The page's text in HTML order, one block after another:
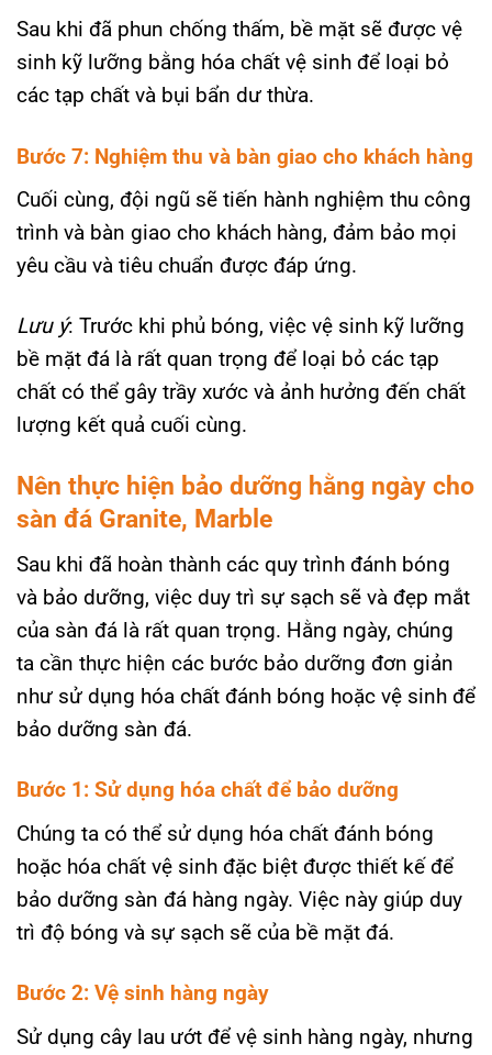
Sau khi đã phun chống thấm, bề mặt sẽ được vệ
sinh kỹ lưỡng bằng hóa chất vệ sinh để loại bỏ
các tạp chất và bụi bẩn dư thừa.
Bước 7: Nghiệm thu và bàn giao cho khách hàng
Cuối cùng, đội ngũ sẽ tiến hành nghiệm thu công
trình và bàn giao cho khách hàng, đảm bảo mọi
yêu cầu và tiêu chuẩn được đáp ứng.
Lưu ý: Trước khi phủ bóng, việc vệ sinh kỹ lưỡng
bề mặt đá là rất quan trọng để loại bỏ các tạp
chất có thể gây trầy xước và ảnh hưởng đến chất
lượng kết quả cuối cùng.
Nên thực hiện bảo dưỡng hằng ngày cho
sàn đá Granite, Marble
Sau khi đã hoàn thành các quy trình đánh bóng
và bảo dưỡng, việc duy trì sự sạch sẽ và đẹp mắt
của sàn đá là rất quan trọng. Hằng ngày, chúng
ta cần thực hiện các bước bảo dưỡng đơn giản
như sử dụng hóa chất đánh bóng hoặc vệ sinh để
bảo dưỡng sàn đá.
Bước 1: Sử dụng hóa chất để bảo dưỡng
Chúng ta có thể sử dụng hóa chất đánh bóng
hoặc hóa chất vệ sinh đặc biệt được thiết kế để
bảo dưỡng sàn đá hàng ngày. Việc này giúp duy
trì độ bóng và sự sạch sẽ của bề mặt đá.
Bước 2: Vệ sinh hàng ngày
Sử dụng cây lau ướt để vệ sinh hàng ngày, nhưng